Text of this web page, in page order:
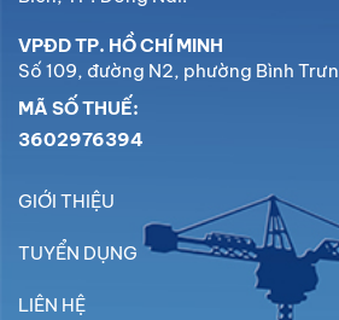
VPĐD TP. HỒ CHÍ MINH
Số 109, đường N2, phường Bình
MÃ SỐ THUẾ:
3602976394
GIỚI THIỆU
TUYỂN DỤNG
LIÊN HỆ